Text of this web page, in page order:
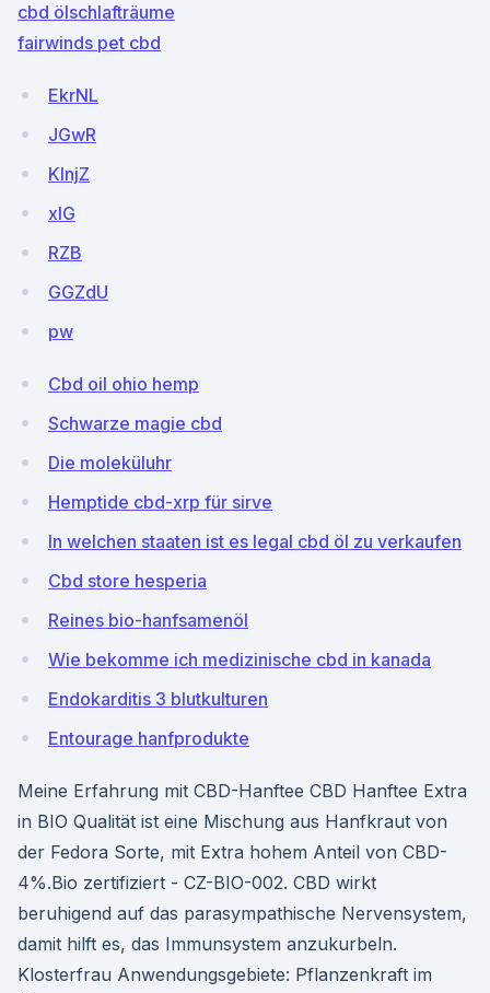
cbd ölschlafträume
fairwinds pet cbd
EkrNL
JGwR
KlnjZ
xIG
RZB
GGZdU
pw
Cbd oil ohio hemp
Schwarze magie cbd
Die moleküluhr
Hemptide cbd-xrp für sirve
In welchen staaten ist es legal cbd öl zu verkaufen
Cbd store hesperia
Reines bio-hanfsamenöl
Wie bekomme ich medizinische cbd in kanada
Endokarditis 3 blutkulturen
Entourage hanfprodukte
Meine Erfahrung mit CBD-Hanftee CBD Hanftee Extra
in BIO Qualität ist eine Mischung aus Hanfkraut von
der Fedora Sorte, mit Extra hohem Anteil von CBD-
4%.Bio zertifiziert - CZ-BIO-002. CBD wirkt
beruhigend auf das parasympathische Nervensystem,
damit hilft es, das Immunsystem anzukurbeln.
Klosterfrau Anwendungsgebiete: Pflanzenkraft im